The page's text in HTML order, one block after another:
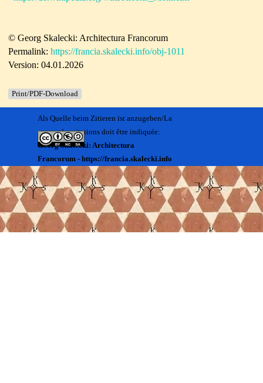
© Georg Skalecki: Architectura Francorum
Permalink: https://francia.skalecki.info/obj-1011
Version: 04.01.2026
Print/PDF-Download
Als Quelle beim Zitieren ist anzugeben/La
source des citations doit être indiquée:
Georg Skalecki: Architectura
Francorum - https://francia.skalecki.info
Kontakt/Me contacter:
Francia@skalecki.info
Zurück zum Seiteninhalt